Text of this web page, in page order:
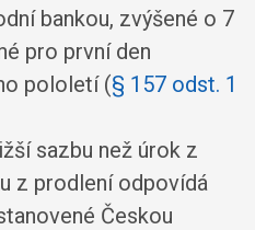
bankou, zvýšené o 7
pro první den
pololetí (§ 157 odst. 1
sazbu než úrok z
z prodlení odpovídá
Českou